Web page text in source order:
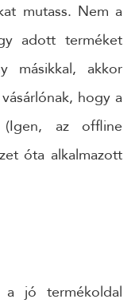
mutass. Nem a
adott terméket
másikkal, akkor
hogy a
az offline
óta alkalmazott
a jó termékoldal